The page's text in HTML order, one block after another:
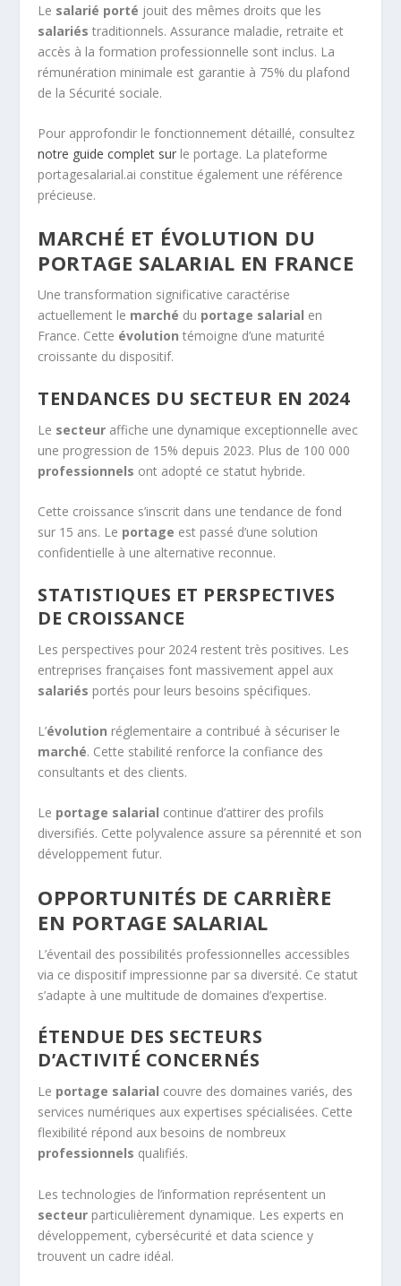
Le salarié porté jouit des mêmes droits que les
salariés traditionnels. Assurance maladie, retraite et
accès à la formation professionnelle sont inclus. La
rémunération minimale est garantie à 75% du plafond
de la Sécurité sociale.
Pour approfondir le fonctionnement détaillé, consultez
notre guide complet sur le portage. La plateforme
portagesalarial.ai constitue également une référence
précieuse.
MARCHÉ ET ÉVOLUTION DU
PORTAGE SALARIAL EN FRANCE
Une transformation significative caractérise
actuellement le marché du portage salarial en
France. Cette évolution témoigne d’une maturité
croissante du dispositif.
TENDANCES DU SECTEUR EN 2024
Le secteur affiche une dynamique exceptionnelle avec
une progression de 15% depuis 2023. Plus de 100 000
professionnels ont adopté ce statut hybride.
Cette croissance s’inscrit dans une tendance de fond
sur 15 ans. Le portage est passé d’une solution
confidentielle à une alternative reconnue.
STATISTIQUES ET PERSPECTIVES
DE CROISSANCE
Les perspectives pour 2024 restent très positives. Les
entreprises françaises font massivement appel aux
salariés portés pour leurs besoins spécifiques.
L’évolution réglementaire a contribué à sécuriser le
marché. Cette stabilité renforce la confiance des
consultants et des clients.
Le portage salarial continue d’attirer des profils
diversifiés. Cette polyvalence assure sa pérennité et son
développement futur.
OPPORTUNITÉS DE CARRIÈRE
EN PORTAGE SALARIAL
L’éventail des possibilités professionnelles accessibles
via ce dispositif impressionne par sa diversité. Ce statut
s’adapte à une multitude de domaines d’expertise.
ÉTENDUE DES SECTEURS
D’ACTIVITÉ CONCERNÉS
Le portage salarial couvre des domaines variés, des
services numériques aux expertises spécialisées. Cette
flexibilité répond aux besoins de nombreux
professionnels qualifiés.
Les technologies de l’information représentent un
secteur particulièrement dynamique. Les experts en
développement, cybersécurité et data science y
trouvent un cadre idéal.